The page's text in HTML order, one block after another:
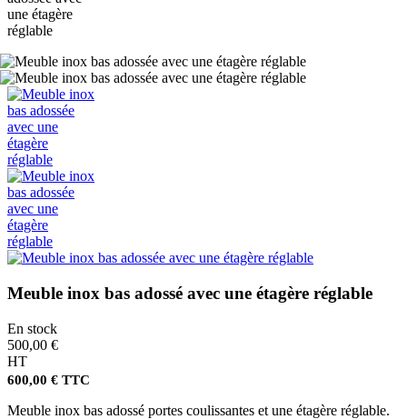
Meuble inox bas adossé avec une étagère réglable
En stock
500,00 €
HT
600,00 € TTC
Meuble inox bas adossé portes coulissantes et une étagère réglable.